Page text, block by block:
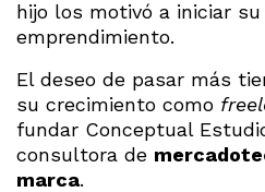
hijo los motivó a iniciar
emprendimiento.
El deseo de pasar más
su crecimiento como
fundar Conceptual
consultora de
marca.